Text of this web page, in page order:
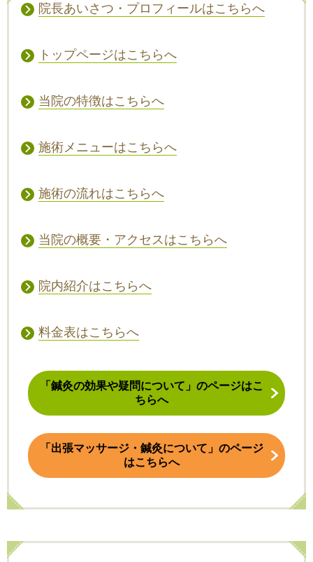
院長あいさつ・プロフィールはこちらへ
トップページはこちらへ
当院の特徴はこちらへ
施術メニューはこちらへ
施術の流れはこちらへ
当院の概要・アクセスはこちらへ
院内紹介はこちらへ
料金表はこちらへ
「鍼灸の効果や疑問について」のページはこ
ちらへ
「出張マッサージ・鍼灸について」のページ
はこちらへ